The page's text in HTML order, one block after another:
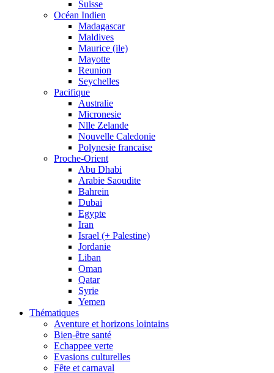
Suisse
Océan Indien
Madagascar
Maldives
Maurice (ile)
Mayotte
Reunion
Seychelles
Pacifique
Australie
Micronesie
Nlle Zelande
Nouvelle Caledonie
Polynesie francaise
Proche-Orient
Abu Dhabi
Arabie Saoudite
Bahrein
Dubai
Egypte
Iran
Israel (+ Palestine)
Jordanie
Liban
Oman
Qatar
Syrie
Yemen
Thématiques
Aventure et horizons lointains
Bien-être santé
Echappee verte
Evasions culturelles
Fête et carnaval